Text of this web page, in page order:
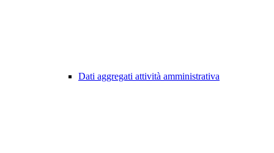
Dati aggregati attività amministrativa